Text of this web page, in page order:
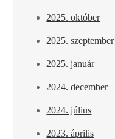
2025. október
2025. szeptember
2025. január
2024. december
2024. július
2023. április